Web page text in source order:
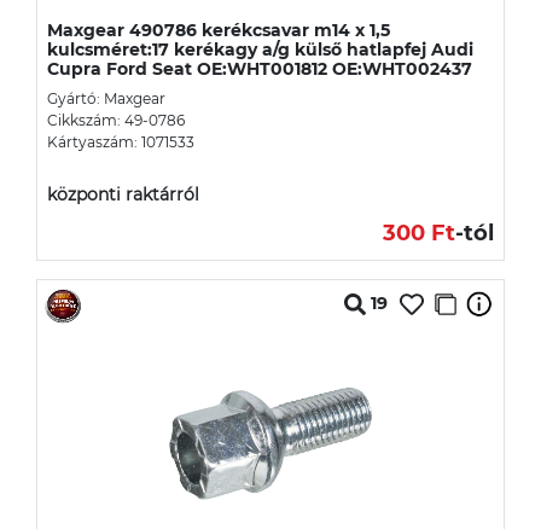
Maxgear 490786 kerékcsavar m14 x 1,5
kulcsméret:17 kerékagy a/g külső hatlapfej Audi
Cupra Ford Seat OE:WHT001812 OE:WHT002437
Gyártó: Maxgear
Cikkszám: 49-0786
Kártyaszám: 1071533
központi raktárról
300 Ft-tól
19